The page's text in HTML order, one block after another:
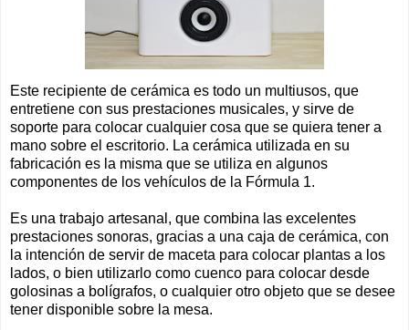
Este recipiente de cerámica es todo un multiusos, que
entretiene con sus prestaciones musicales, y sirve de
soporte para colocar cualquier cosa que se quiera tener a
mano sobre el escritorio. La cerámica utilizada en su
fabricación es la misma que se utiliza en algunos
componentes de los vehículos de la Fórmula 1.
Es una trabajo artesanal, que combina las excelentes
prestaciones sonoras, gracias a una caja de cerámica, con
la intención de servir de maceta para colocar plantas a los
lados, o bien utilizarlo como cuenco para colocar desde
golosinas a bolígrafos, o cualquier otro objeto que se desee
tener disponible sobre la mesa.